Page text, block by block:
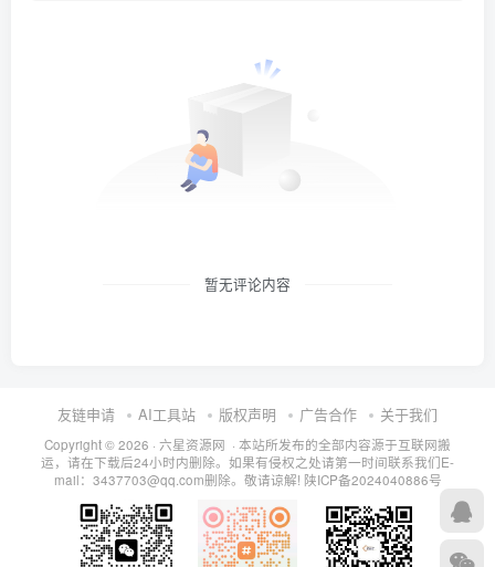
暂无评论内容
友链申请 AI工具站 版权声明 广告合作 关于我们
Copyright © 2026 · 六星资源网 · 本站所发布的全部内容源于互联网搬
运，请在下载后24小时内删除。如果有侵权之处请第一时间联系我们E-
mail：3437703@qq.com删除。敬请谅解! 陕ICP备2024040886号